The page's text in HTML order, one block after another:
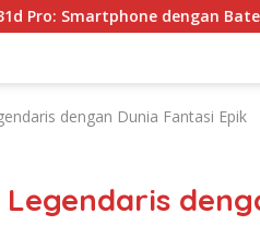
dengan Baterai Besar
dengan Dunia Fantasi Epik
Legendaris